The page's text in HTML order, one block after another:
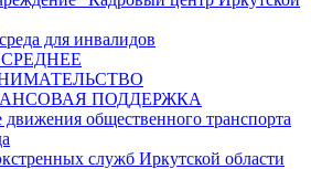
для инвалидов
ПОДДЕРЖКА
движения общественного транспорта
служб Иркутской области